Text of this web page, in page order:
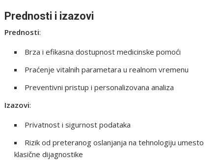
Prednosti i izazovi
Prednosti:
Brza i efikasna dostupnost medicinske pomoći
Praćenje vitalnih parametara u realnom vremenu
Preventivni pristup i personalizovana analiza
Izazovi:
Privatnost i sigurnost podataka
Rizik od preteranog oslanjanja na tehnologiju umesto
klasične dijagnostike